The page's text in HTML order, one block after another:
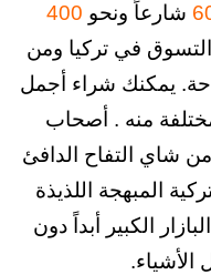
400
تركيا ومن
شراء أجمل
. أصحاب
الدافئ
اللذيذة
أبداً دون